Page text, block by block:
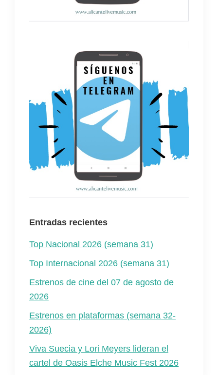
Entradas recientes
Top Nacional 2026 (semana 31)
Top Internacional 2026 (semana 31)
Estrenos de cine del 07 de agosto de
2026
Estrenos en plataformas (semana 32-
2026)
Viva Suecia y Lori Meyers lideran el
cartel de Oasis Elche Music Fest 2026